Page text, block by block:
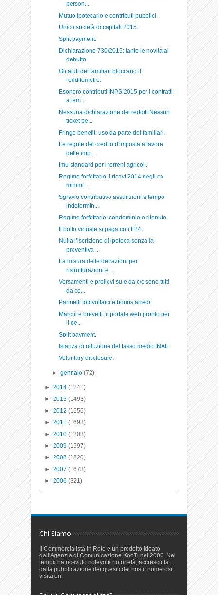
person...
Mutuo ipotecario e contributi pubblici.
Unico società di capitali 2015.
Split payment.
Dichiarazione 730/2015: tante le novità al
debutto.
Gli aiuti dei familiari bloccano il
redditometro.
Esonero contributi INPS 2015 per i contratti
a tem...
Nessuna dichiarazione dei redditi Nessun
ticket pe...
Fringe benefit: uso da parte dei familiari.
Le regole del credito d'imposta a favore
delle imp...
Imu standard per i terreni agricoli.
Regime forfettario: i ricavi 2014 degli ex
minimi ...
Sgravio contributivo assunzioni a tempo
indetermin...
Regime forfettario: condominio e ritenute.
Il bollo virtuale si paga con F24.
Nulla l’iscrizione di ipoteca senza la
preventiva ...
La misura delle detrazioni per
ristrutturazioni e ...
Versamenti e prelievi su e da c/c sono tutti
da co...
Pannelli fotovoltaici e bonus arredi.
Marchi e brevetti: il portale web pronto per
il de...
Split payment.
Istanza di riduzione del tasso medio INAIL.
Voluntary disclosure.
► gennaio (72)
►2014(1241)
►2013(1493)
►2012(1656)
►2011(1693)
►2010(1203)
►2009(1597)
►2008(1820)
►2007(1673)
►2006(321)
Chi Siamo
Il Commercialista in Rete è un prodotto ideato
dall'Agenzia di Comunicazione KooTj nel 2006. Nel
tempo ha ricevuto notevole notorietà, accresciuta
dalla pubblicazione dei quesiti dei nostri numerosi
visitatori.